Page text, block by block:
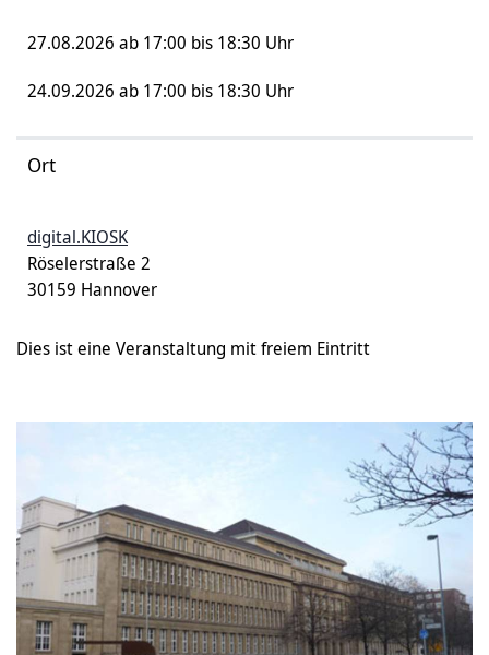
27.08.2026 ab 17:00 bis 18:30 Uhr
24.09.2026 ab 17:00 bis 18:30 Uhr
Ort
digital.KIOSK
Röselerstraße 2
30159 Hannover
Dies ist eine Veranstaltung mit freiem Eintritt